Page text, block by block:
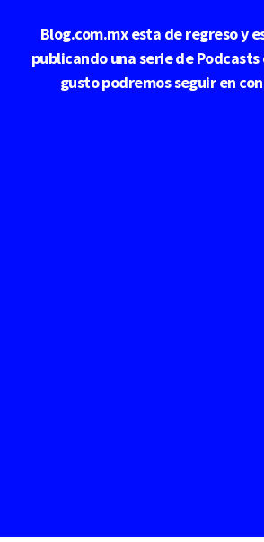
contenido
Blog.com.mx esta de regreso y
publicando una serie de Podcasts
gusto podremos seguir en